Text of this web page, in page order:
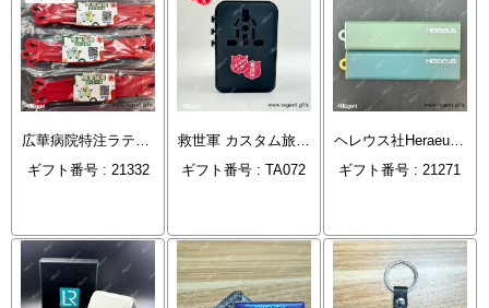
ギフト番号 : 21332
救世軍 カスタム旅行用プラグギフト
ギフト番号 : TA072
ヘレウス社Heraeusカスタムエコ食器
ギフト番号 : 21271